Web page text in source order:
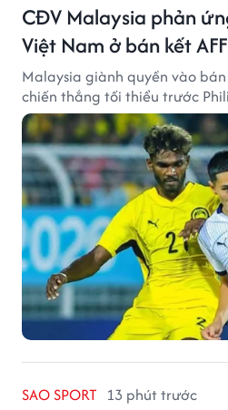
CĐV Malaysia phản
Việt Nam ở bán kết
Malaysia giành quyền vào bán
chiến thắng tối thiểu trước
SAO SPORT 13 phút trước